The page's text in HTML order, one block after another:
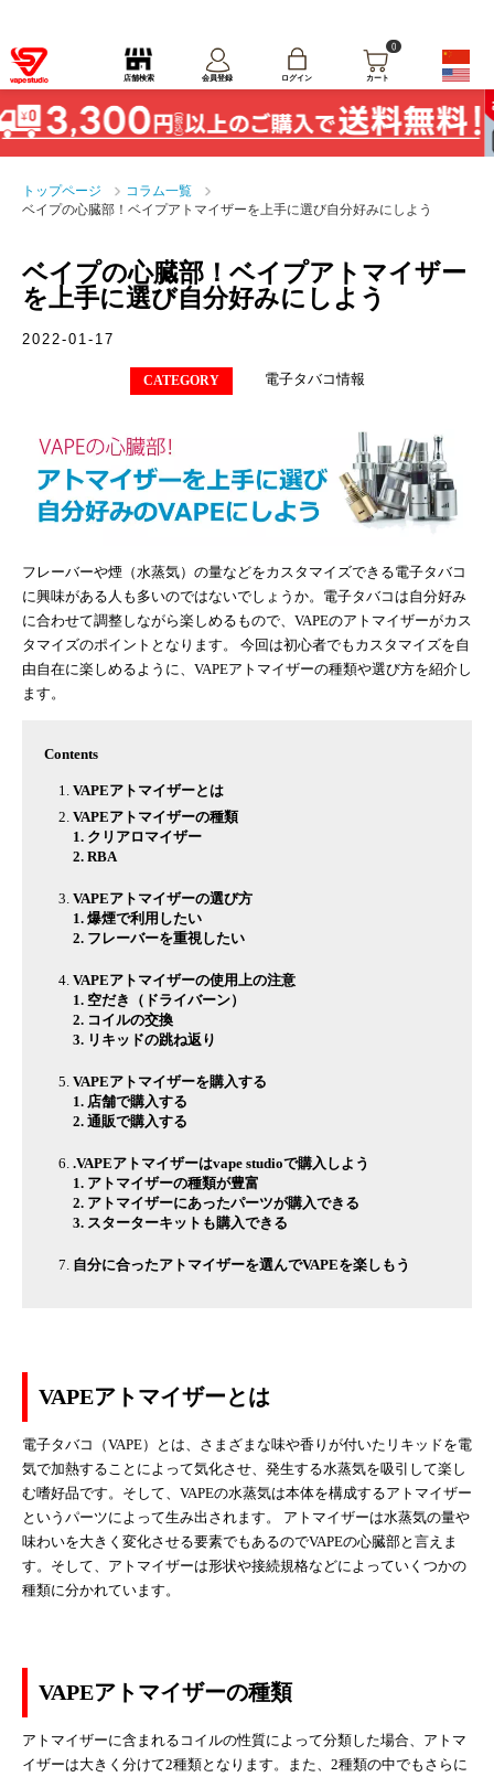
店舗検索 会員登録 ログイン
0
カート
トップページ
コラム一覧
ベイプの心臓部！ベイプアトマイザーを上手に選び自分好みにしよう
ベイプの心臓部！ベイプアトマイザー
を上手に選び自分好みにしよう
2022-01-17
CATEGORY 電子タバコ情報
フレーバーや煙（水蒸気）の量などをカスタマイズできる電子タバコ
に興味がある人も多いのではないでしょうか。電子タバコは自分好み
に合わせて調整しながら楽しめるもので、VAPEのアトマイザーがカス
タマイズのポイントとなります。 今回は初心者でもカスタマイズを自
由自在に楽しめるように、VAPEアトマイザーの種類や選び方を紹介し
ます。
Contents
VAPEアトマイザーとは
VAPEアトマイザーの種類
1. クリアロマイザー
2. RBA
VAPEアトマイザーの選び方
1. 爆煙で利用したい
2. フレーバーを重視したい
VAPEアトマイザーの使用上の注意
1. 空だき（ドライバーン）
2. コイルの交換
3. リキッドの跳ね返り
VAPEアトマイザーを購入する
1. 店舗で購入する
2. 通販で購入する
.VAPEアトマイザーはvape studioで購入しよう
1. アトマイザーの種類が豊富
2. アトマイザーにあったパーツが購入できる
3. スターターキットも購入できる
自分に合ったアトマイザーを選んでVAPEを楽しもう
VAPEアトマイザーとは
電子タバコ（VAPE）とは、さまざまな味や香りが付いたリキッドを電
気で加熱することによって気化させ、発生する水蒸気を吸引して楽し
む嗜好品です。そして、VAPEの水蒸気は本体を構成するアトマイザー
というパーツによって生み出されます。 アトマイザーは水蒸気の量や
味わいを大きく変化させる要素でもあるのでVAPEの心臓部と言えま
す。そして、アトマイザーは形状や接続規格などによっていくつかの
種類に分かれています。
VAPEアトマイザーの種類
アトマイザーに含まれるコイルの性質によって分類した場合、アトマ
イザーは大きく分けて2種類となります。また、2種類の中でもさらに